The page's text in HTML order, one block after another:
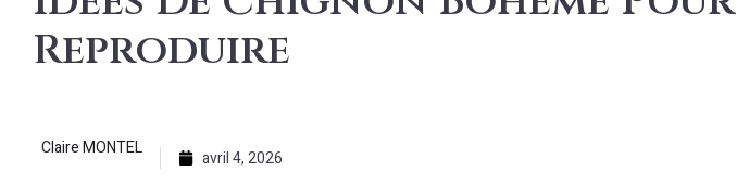
Reproduire
Claire MONTEL avril 4, 2026